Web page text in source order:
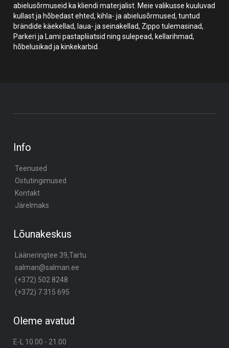
abielusõrmuseid ka kliendi materjalist. Meie valikusse kuuluvad
kullast ja hõbedast ehted, kihla- ja abielusõrmused, tuntud
brändide käekellad, laua- ja seinakellad, Zippo tulemasinad,
Parkeri ja Lami pastapliiatsid ning sulepead, kellarihmad,
hõbelusikad ja kinkekarbid.
Info
Teenused
Ostutingimused
Kontakt
Järelmaks
Lõunakeskus
Lääneringtee 39,Tartu
salman@salman.ee
(+372) 502 8248
(+372) 7 315 695
Oleme avatud
E-L 10.00 - 21.00